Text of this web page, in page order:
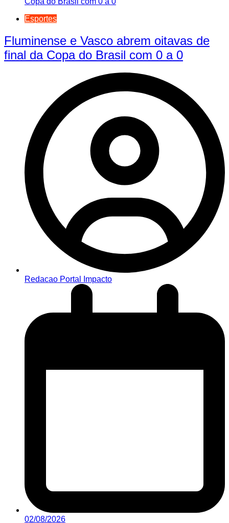
Esportes
Fluminense e Vasco abrem oitavas de
final da Copa do Brasil com 0 a 0
Redacao Portal Impacto
02/08/2026